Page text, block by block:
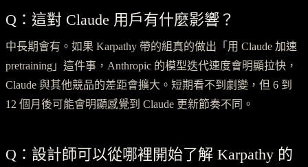
Q：這對 Claude 用戶有什麼影響？
中長期會有。如果 Karpathy 帶的組真的做出「用 Claude 加速
pretraining」這件事，Anthropic 的模型迭代速度會明顯拉快，
Claude 與其他競品的差距會擴大。短期看不到劇變，但 6 到
12 個月後可能會明顯感覺到 Claude 更新節奏不同。
Q：設計師可以從哪裡開始了解 Karpathy 的